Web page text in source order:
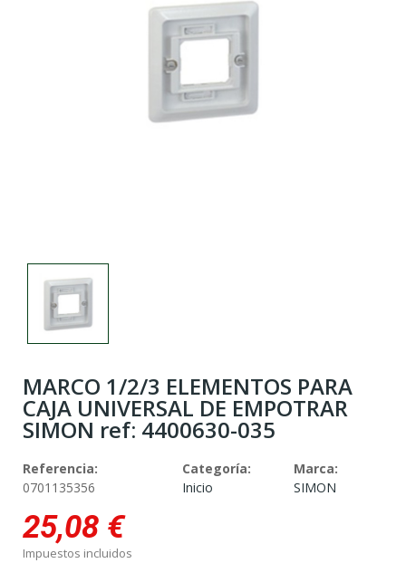
MARCO 1/2/3 ELEMENTOS PARA
CAJA UNIVERSAL DE EMPOTRAR
SIMON ref: 4400630-035
Referencia:
0701135356
Categoría:
Inicio
Marca:
SIMON
25,08 €
Impuestos incluidos